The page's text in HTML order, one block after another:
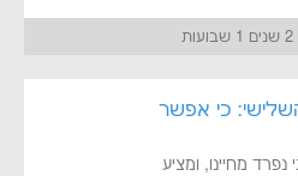
כי אפשר
מחיינו, ומציע